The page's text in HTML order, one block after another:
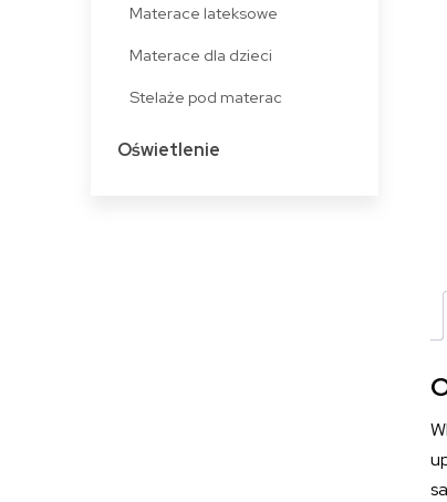
Materace lateksowe
Materace dla dzieci
Stelaże pod materac
Oświetlenie